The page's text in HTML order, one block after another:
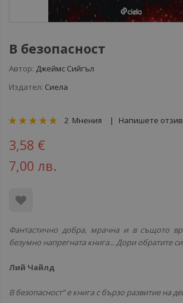
В безопасност
Автор: Джеймс Сийгъл
Издател: Сиела
рейтинг:
2 Мнения Напишете отзив
3,58 €
7,00 лв.
Фантастично добра, мрачна и в същото
безумно напрегната книга... Дори обратите
Лий Чайлд
В безопасност“ е книга с бързо развитие на